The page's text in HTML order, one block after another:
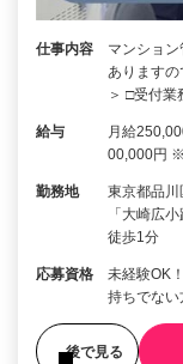
仕事内容
マンショ
ありますの
＞ □受付
給与
月給
00,000円
勤務地
東京都品
「大崎広
徒歩1分
応募資格
未経験OK
持ちでない
後で見る